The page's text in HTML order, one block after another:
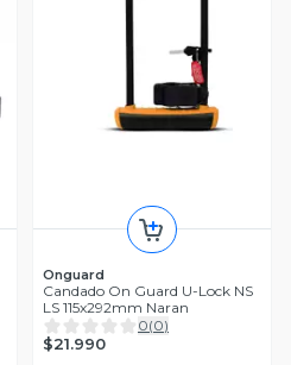
Onguard
Candado On Guard U-Lock NS
LS 115x292mm Naran
0(0)
$21.990